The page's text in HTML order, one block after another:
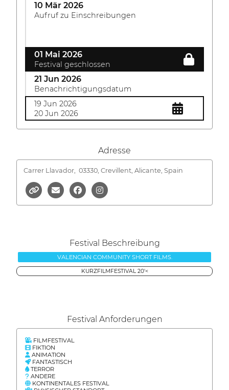
10 Mär 2026
Aufruf zu Einschreibungen
01 Mai 2026
Festival geschlossen
21 Jun 2026
Benachrichtigungsdatum
19 Jun 2026
20 Jun 2026
Adresse
Carrer Llavador, 03330, Crevillent, Alicante, Spain
Festival Beschreibung
VALENCIAN COMMUNITY SHORT FILMS.
KURZFILMFESTIVAL 20'<
Festival Anforderungen
FILMFESTIVAL
FIKTION
ANIMATION
FANTASTISCH
TERROR
ANDERE
KONTINENTALES FESTIVAL